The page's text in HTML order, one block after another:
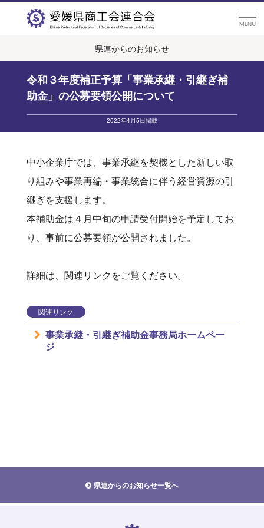
県連からのお知らせ
令和３年度補正予算「事業承継・引継ぎ補
助金」の公募要領公開について
2022年4月5日掲載
中小企業庁では、事業承継を契機とした新しい取
り組みや事業再編・事業統合に伴う経営資源の引
継ぎを支援します。
本補助金は４月中旬の申請受付開始を予定してお
り、事前に公募要領が公開されました。
詳細は、関連リンクをご覧ください。
関連リンク
事業承継・引継ぎ補助金事務局ホームペー
ジ
県連からのお知らせ一覧へ